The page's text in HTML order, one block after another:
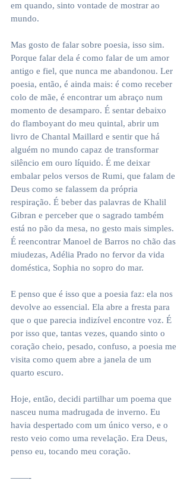
em quando, sinto vontade de mostrar ao
mundo.
Mas gosto de falar sobre poesia, isso sim.
Porque falar dela é como falar de um amor
antigo e fiel, que nunca me abandonou. Ler
poesia, então, é ainda mais: é como receber
colo de mãe, é encontrar um abraço num
momento de desamparo. É sentar debaixo
do flamboyant do meu quintal, abrir um
livro de Chantal Maillard e sentir que há
alguém no mundo capaz de transformar
silêncio em ouro líquido. É me deixar
embalar pelos versos de Rumi, que falam de
Deus como se falassem da própria
respiração. É beber das palavras de Khalil
Gibran e perceber que o sagrado também
está no pão da mesa, no gesto mais simples.
É reencontrar Manoel de Barros no chão das
miudezas, Adélia Prado no fervor da vida
doméstica, Sophia no sopro do mar.
E penso que é isso que a poesia faz: ela nos
devolve ao essencial. Ela abre a fresta para
que o que parecia indizível encontre voz. É
por isso que, tantas vezes, quando sinto o
coração cheio, pesado, confuso, a poesia me
visita como quem abre a janela de um
quarto escuro.
Hoje, então, decidi partilhar um poema que
nasceu numa madrugada de inverno. Eu
havia despertado com um único verso, e o
resto veio como uma revelação. Era Deus,
penso eu, tocando meu coração.
——-